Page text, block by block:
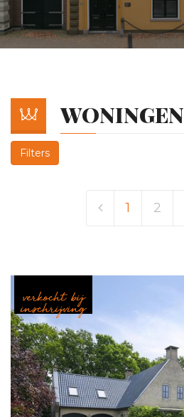
WONINGEN
Filters
Vorige
1 2
verkocht bij
inschrijving